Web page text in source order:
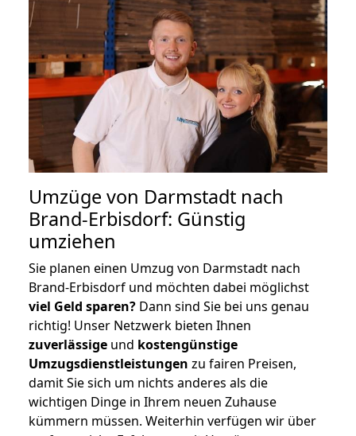
Umzüge von Darmstadt nach
Brand-Erbisdorf: Günstig
umziehen
Sie planen einen Umzug von Darmstadt nach
Brand-Erbisdorf und möchten dabei möglichst
viel Geld sparen? Dann sind Sie bei uns genau
richtig! Unser Netzwerk bieten Ihnen
zuverlässige und kostengünstige
Umzugsdienstleistungen zu fairen Preisen,
damit Sie sich um nichts anderes als die
wichtigen Dinge in Ihrem neuen Zuhause
kümmern müssen. Weiterhin verfügen wir über